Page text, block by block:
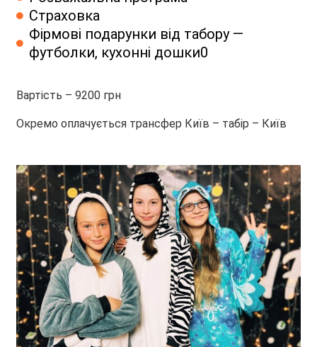
Страховка
Фірмові подарунки від табору —
футболки, кухонні дошки0
Вартість – 9200 грн
Окремо оплачується трансфер Київ – табір – Київ